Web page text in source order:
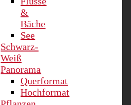
&
Bäche
See
Schwarz-
Weiß
Panorama
Querformat
Hochformat